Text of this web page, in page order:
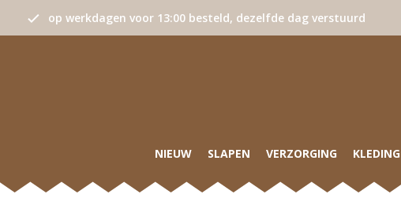
op werkdagen voor 13:00 besteld, dezelfde dag verstuurd
NIEUW SLAPEN VERZORGING KLEDING